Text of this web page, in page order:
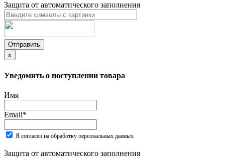
Защита от автоматического заполнения
Отправить
x
Уведомить о поступлении товара
Имя
Email*
Я согласен на обработку персональных данных
Защита от автоматического заполнения